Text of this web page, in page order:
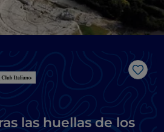
Me
las huellas de los